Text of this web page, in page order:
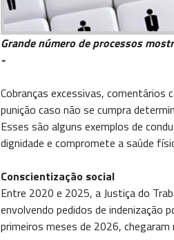
Grande número de processos
-
Cobranças excessivas,
punição caso não se cumpra
Esses são alguns exemplos de
dignidade e compromete a saúde
Conscientização social
Entre 2020 e 2025, a Justiça do
envolvendo pedidos de indenização
primeiros meses de 2026,